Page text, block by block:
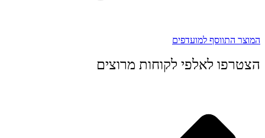
המוצר התווסף למועדפים
הצטרפו לאלפי לקוחות מרוצים